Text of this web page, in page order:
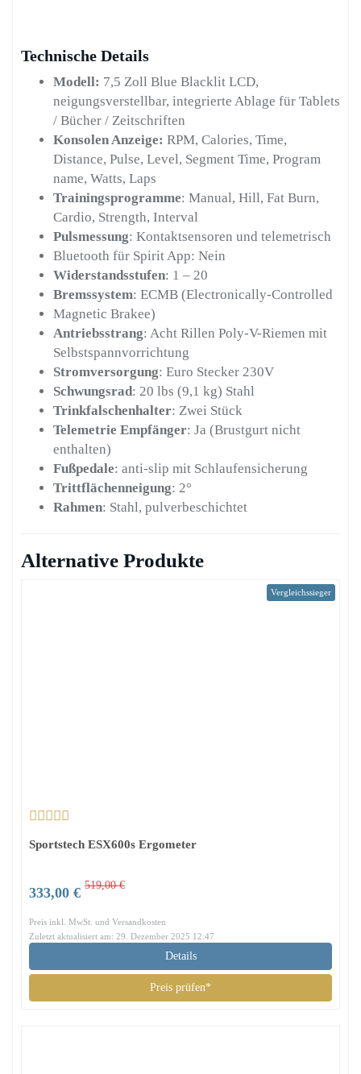
Technische Details
Modell: 7,5 Zoll Blue Blacklit LCD,
neigungsverstellbar, integrierte Ablage für Tablets
/ Bücher / Zeitschriften
Konsolen Anzeige: RPM, Calories, Time,
Distance, Pulse, Level, Segment Time, Program
name, Watts, Laps
Trainingsprogramme: Manual, Hill, Fat Burn,
Cardio, Strength, Interval
Pulsmessung: Kontaktsensoren und telemetrisch
Bluetooth für Spirit App: Nein
Widerstandsstufen: 1 – 20
Bremssystem: ECMB (Electronically-Controlled
Magnetic Brakee)
Antriebsstrang: Acht Rillen Poly-V-Riemen mit
Selbstspannvorrichtung
Stromversorgung: Euro Stecker 230V
Schwungsrad: 20 lbs (9,1 kg) Stahl
Trinkfalschenhalter: Zwei Stück
Telemetrie Empfänger: Ja (Brustgurt nicht
enthalten)
Fußpedale: anti-slip mit Schlaufensicherung
Trittflächenneigung: 2°
Rahmen: Stahl, pulverbeschichtet
Alternative Produkte
Vergleichssieger
Sportstech ESX600s Ergometer
333,00 € 519,00 €
Preis inkl. MwSt. und Versandkosten
Zuletzt aktualisiert am: 29. Dezember 2025 12:47
Details
Preis prüfen*